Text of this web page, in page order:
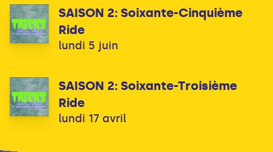
SAISON 2: Soixante-Cinquième
Ride
lundi 5 juin
SAISON 2: Soixante-Troisième
Ride
lundi 17 avril